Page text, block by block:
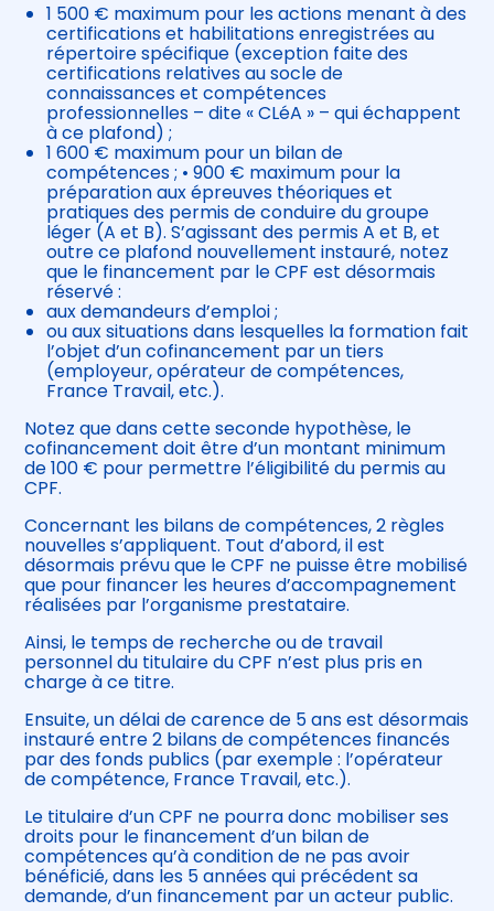
1 500 € maximum pour les actions menant à des
certifications et habilitations enregistrées au
répertoire spécifique (exception faite des
certifications relatives au socle de
connaissances et compétences
professionnelles – dite « CLéA » – qui échappent
à ce plafond) ;
1 600 € maximum pour un bilan de
compétences ; • 900 € maximum pour la
préparation aux épreuves théoriques et
pratiques des permis de conduire du groupe
léger (A et B). S’agissant des permis A et B, et
outre ce plafond nouvellement instauré, notez
que le financement par le CPF est désormais
réservé :
aux demandeurs d’emploi ;
ou aux situations dans lesquelles la formation fait
l’objet d’un cofinancement par un tiers
(employeur, opérateur de compétences,
France Travail, etc.).
Notez que dans cette seconde hypothèse, le
cofinancement doit être d’un montant minimum
de 100 € pour permettre l’éligibilité du permis au
CPF.
Concernant les bilans de compétences, 2 règles
nouvelles s’appliquent. Tout d’abord, il est
désormais prévu que le CPF ne puisse être mobilisé
que pour financer les heures d’accompagnement
réalisées par l’organisme prestataire.
Ainsi, le temps de recherche ou de travail
personnel du titulaire du CPF n’est plus pris en
charge à ce titre.
Ensuite, un délai de carence de 5 ans est désormais
instauré entre 2 bilans de compétences financés
par des fonds publics (par exemple : l’opérateur
de compétence, France Travail, etc.).
Le titulaire d’un CPF ne pourra donc mobiliser ses
droits pour le financement d’un bilan de
compétences qu’à condition de ne pas avoir
bénéficié, dans les 5 années qui précédent sa
demande, d’un financement par un acteur public.